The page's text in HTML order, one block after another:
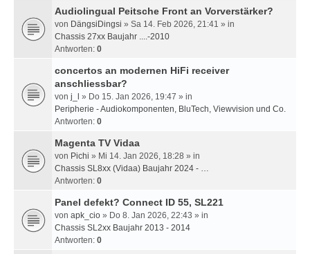
Audiolingual Peitsche Front an Vorverstärker?
von DängsiDingsi » Sa 14. Feb 2026, 21:41 » in
Chassis 27xx Baujahr ....-2010
Antworten: 0
concertos an modernen HiFi receiver
anschliessbar?
von j_l
» Do 15. Jan 2026, 19:47 » in
Peripherie - Audiokomponenten, BluTech, Viewvision und Co.
Antworten: 0
Magenta TV Vidaa
von Pichi » Mi 14. Jan 2026, 18:28 » in
Chassis SL8xx (Vidaa) Baujahr 2024 - …
Antworten: 0
Panel defekt? Connect ID 55, SL221
von apk_cio » Do 8. Jan 2026, 22:43 » in
Chassis SL2xx Baujahr 2013 - 2014
Antworten: 0